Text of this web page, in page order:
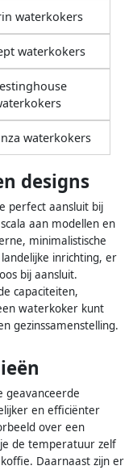
waterkokers
waterkokers
waterkokers
designs
perfect aansluit bij
aan modellen en
minimalistische
inrichting, er
bij aansluit.
capaciteiten,
waterkoker kunt
gezinssamenstelling.
geavanceerde
en efficiënter
over een
de temperatuur zelf
Daarnaast zijn er